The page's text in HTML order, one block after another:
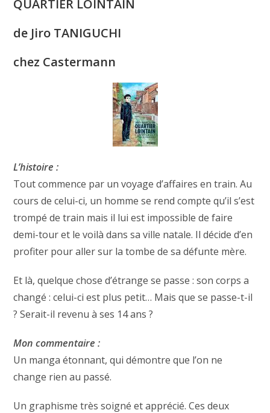
QUARTIER LOINTAIN
de Jiro TANIGUCHI
chez Castermann
L’histoire :
Tout commence par un voyage d’affaires en train. Au
cours de celui-ci, un homme se rend compte qu’il s’est
trompé de train mais il lui est impossible de faire
demi-tour et le voilà dans sa ville natale. Il décide d’en
profiter pour aller sur la tombe de sa défunte mère.
Et là, quelque chose d’étrange se passe : son corps a
changé : celui-ci est plus petit… Mais que se passe-t-il
? Serait-il revenu à ses 14 ans ?
Mon commentaire :
Un manga étonnant, qui démontre que l’on ne
change rien au passé.
Un graphisme très soigné et apprécié. Ces deux